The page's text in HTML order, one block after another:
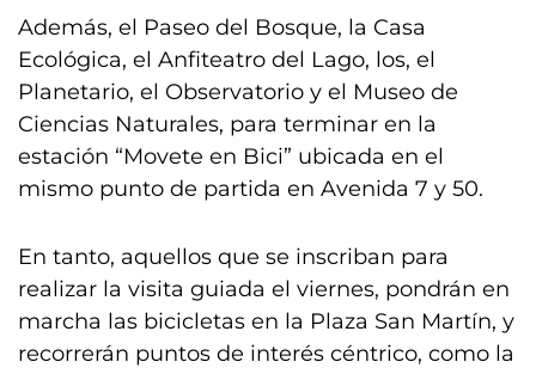
Además, el Paseo del Bosque, la Casa
Ecológica, el Anfiteatro del Lago, los, el
Planetario, el Observatorio y el Museo de
Ciencias Naturales, para terminar en la
estación “Movete en Bici” ubicada en el
mismo punto de partida en Avenida 7 y 50.
En tanto, aquellos que se inscriban para
realizar la visita guiada el viernes, pondrán en
marcha las bicicletas en la Plaza San Martín, y
recorrerán puntos de interés céntrico, como la